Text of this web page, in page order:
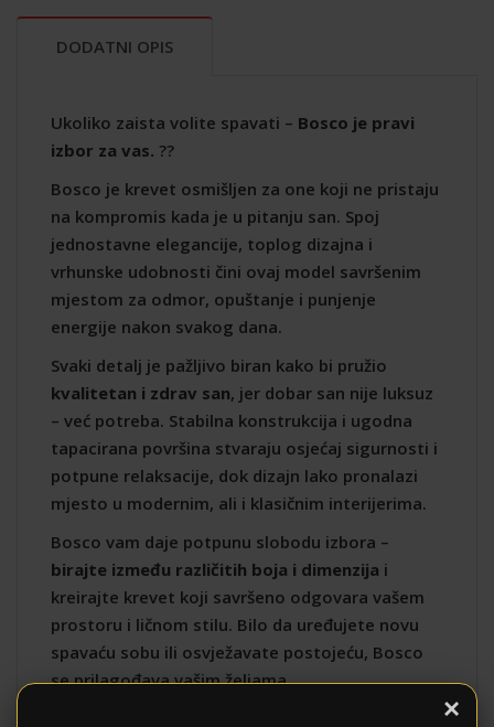
DODATNI OPIS
Ukoliko zaista volite spavati – Bosco je pravi
izbor za vas. ??
Bosco je krevet osmišljen za one koji ne pristaju
na kompromis kada je u pitanju san. Spoj
jednostavne elegancije, toplog dizajna i
vrhunske udobnosti čini ovaj model savršenim
mjestom za odmor, opuštanje i punjenje
energije nakon svakog dana.
Svaki detalj je pažljivo biran kako bi pružio
kvalitetan i zdrav san, jer dobar san nije luksuz
– već potreba. Stabilna konstrukcija i ugodna
tapacirana površina stvaraju osjećaj sigurnosti i
potpune relaksacije, dok dizajn lako pronalazi
mjesto u modernim, ali i klasičnim interijerima.
Bosco vam daje potpunu slobodu izbora –
birajte između različitih boja i dimenzija i
kreirajte krevet koji savršeno odgovara vašem
prostoru i ličnom stilu. Bilo da uređujete novu
spavaću sobu ili osvježavate postojeću, Bosco
se prilagođava vašim željama.
×